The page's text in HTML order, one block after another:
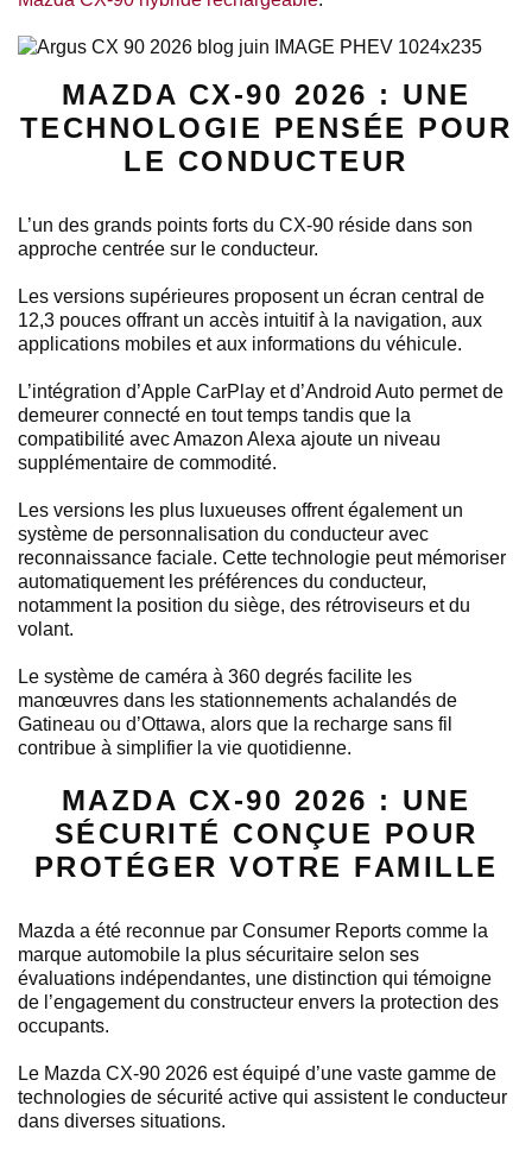
MAZDA CX-90 2026 : UNE
TECHNOLOGIE PENSÉE POUR
LE CONDUCTEUR
L’un des grands points forts du CX-90 réside dans son
approche centrée sur le conducteur.
Les versions supérieures proposent un écran central de
12,3 pouces offrant un accès intuitif à la navigation, aux
applications mobiles et aux informations du véhicule.
L’intégration d’Apple CarPlay et d’Android Auto permet de
demeurer connecté en tout temps tandis que la
compatibilité avec Amazon Alexa ajoute un niveau
supplémentaire de commodité.
Les versions les plus luxueuses offrent également un
système de personnalisation du conducteur avec
reconnaissance faciale. Cette technologie peut mémoriser
automatiquement les préférences du conducteur,
notamment la position du siège, des rétroviseurs et du
volant.
Le système de caméra à 360 degrés facilite les
manœuvres dans les stationnements achalandés de
Gatineau ou d’Ottawa, alors que la recharge sans fil
contribue à simplifier la vie quotidienne.
MAZDA CX-90 2026 : UNE
SÉCURITÉ CONÇUE POUR
PROTÉGER VOTRE FAMILLE
Mazda a été reconnue par Consumer Reports comme la
marque automobile la plus sécuritaire selon ses
évaluations indépendantes, une distinction qui témoigne
de l’engagement du constructeur envers la protection des
occupants.
Le Mazda CX-90 2026 est équipé d’une vaste gamme de
technologies de sécurité active qui assistent le conducteur
dans diverses situations.